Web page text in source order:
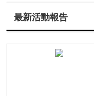
最新活動報告